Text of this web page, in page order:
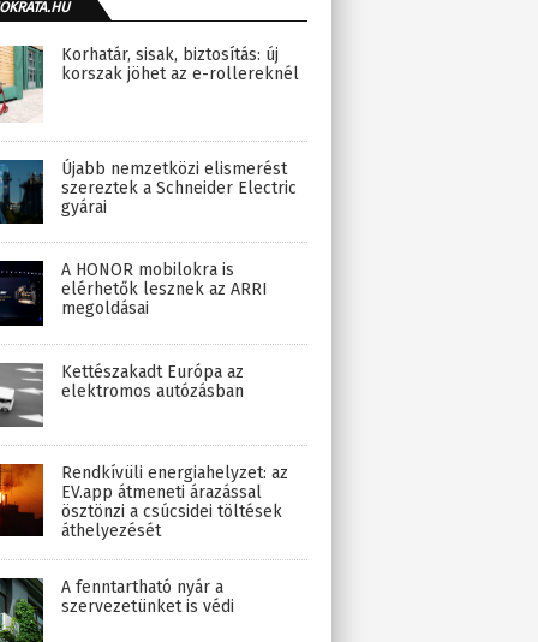
Korhatár, sisak, biztosítás: új
korszak jöhet az e-rollereknél
Újabb nemzetközi elismerést
szereztek a Schneider Electric
gyárai
A HONOR mobilokra is
elérhetők lesznek az ARRI
megoldásai
Kettészakadt Európa az
elektromos autózásban
Rendkívüli energiahelyzet: az
EV.app átmeneti árazással
ösztönzi a csúcsidei töltések
áthelyezését
A fenntartható nyár a
szervezetünket is védi